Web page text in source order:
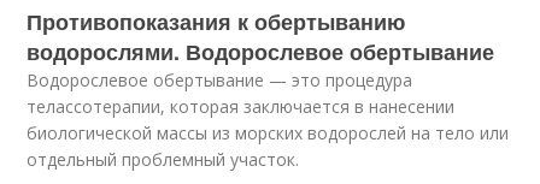
Противопоказания к обертыванию
водорослями. Водорослевое обертывание
Водорослевое обертывание — это процедура
телассотерапии, которая заключается в нанесении
биологической массы из морских водорослей на тело или
отдельный проблемный участок.